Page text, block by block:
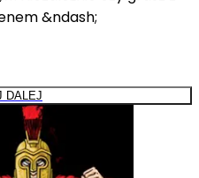
&ndash;
DALEJ